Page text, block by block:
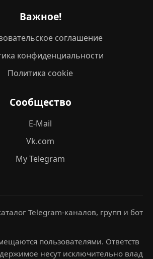
Важное!
соглашение
конфиденциальности
Политика cookie
Сообщество
E-Mail
Vk.com
My Telegram
Telegram-каналов, групп и бот
пользователями. Ответств
несут исключительно влад